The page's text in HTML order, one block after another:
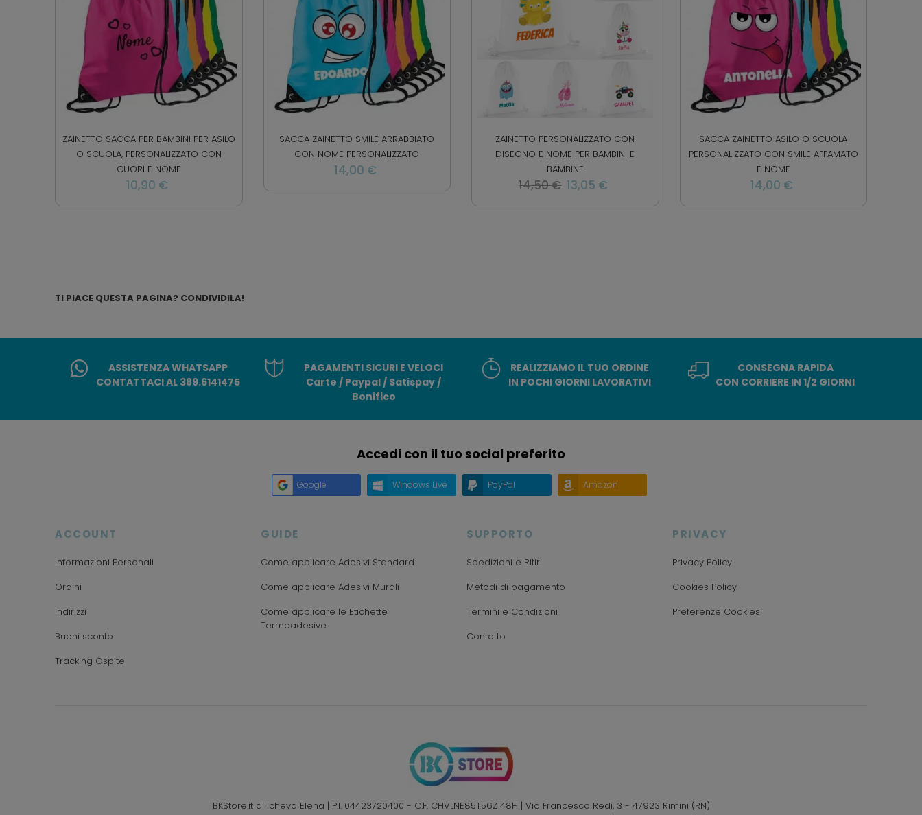
ZAINETTO SACCA PER BAMBINI PER ASILO
O SCUOLA, PERSONALIZZATO CON
CUORI E NOME
10,90 €
SACCA ZAINETTO SMILE ARRABBIATO
CON NOME PERSONALIZZATO
14,00 €
ZAINETTO PERSONALIZZATO CON
DISEGNO E NOME PER BAMBINI E
BAMBINE
Prezzo
regolare
14,50 € 13,05 €
SACCA ZAINETTO ASILO O SCUOLA
PERSONALIZZATO CON SMILE AFFAMATO
E NOME
14,00 €
TI PIACE QUESTA PAGINA? CONDIVIDILA!
ASSISTENZA WHATSAPP
CONTATTACI AL 389.6141475
PAGAMENTI SICURI E VELOCI
Carte / Paypal / Satispay /
Bonifico
REALIZZIAMO IL TUO ORDINE
IN POCHI GIORNI LAVORATIVI
CONSEGNA RAPIDA
CON CORRIERE IN 1/2 GIORNI
Accedi con il tuo social preferito
Google Windows Live PayPal Amazon
ACCOUNT
Informazioni Personali
Ordini
Indirizzi
Buoni sconto
Tracking Ospite
GUIDE
Come applicare Adesivi Standard
Come applicare Adesivi Murali
Come applicare le Etichette
Termoadesive
SUPPORTO
Spedizioni e Ritiri
Metodi di pagamento
Termini e Condizioni
Contatto
PRIVACY
Privacy Policy
Cookies Policy
Preferenze Cookies
BKStore.it di Icheva Elena | P.I. 04423720400 - C.F. CHVLNE85T56Z148H | Via Francesco Redi, 3 - 47923 Rimini (RN)